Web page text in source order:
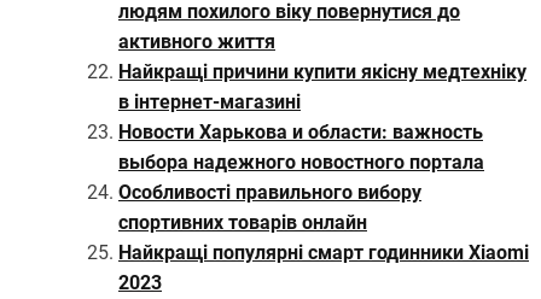
людям похилого віку повернутися до
активного життя
Найкращі причини купити якісну медтехніку
в інтернет-магазині
Новости Харькова и области: важность
выбора надежного новостного портала
Особливості правильного вибору
спортивних товарів онлайн
Найкращі популярні смарт годинники Xiaomi
2023